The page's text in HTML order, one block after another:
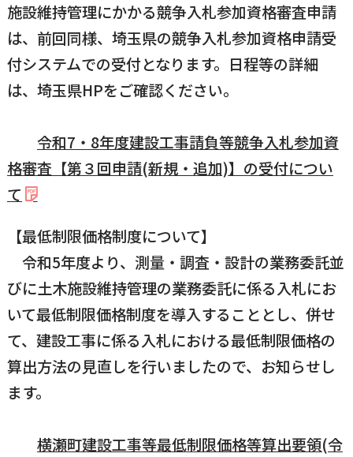
施設維持管理にかかる競争入札参加資格審査申請
は、前回同様、埼玉県の競争入札参加資格申請受
付システムでの受付となります。日程等の詳細
は、埼玉県HPをご確認ください。
令和7・8年度建設工事請負等競争入札参加資
格審査【第３回申請(新規・追加)】の受付につい
て
【最低制限価格制度について】
令和5年度より、測量・調査・設計の業務委託並
びに土木施設維持管理の業務委託に係る入札にお
いて最低制限価格制度を導入することとし、併せ
て、建設工事に係る入札における最低制限価格の
算出方法の見直しを行いましたので、お知らせし
ます。
横瀬町建設工事等最低制限価格等算出要領(令